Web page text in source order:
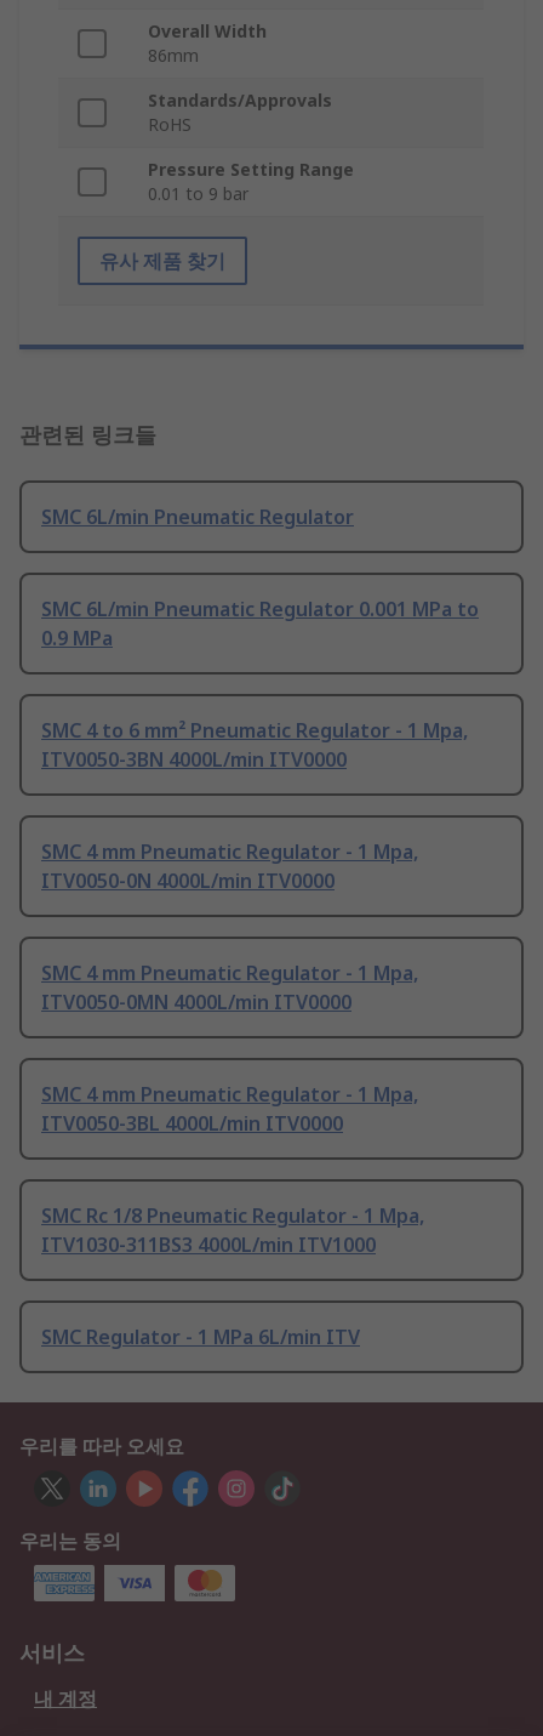
Overall Width
86mm
Standards/Approvals
RoHS
Pressure Setting Range
0.01 to 9 bar
유사 제품 찾기
관련된 링크들
SMC 6L/min Pneumatic Regulator
SMC 6L/min Pneumatic Regulator 0.001 MPa to
0.9 MPa
SMC 4 to 6 mm² Pneumatic Regulator - 1 Mpa,
ITV0050-3BN 4000L/min ITV0000
SMC 4 mm Pneumatic Regulator - 1 Mpa,
ITV0050-0N 4000L/min ITV0000
SMC 4 mm Pneumatic Regulator - 1 Mpa,
ITV0050-0MN 4000L/min ITV0000
SMC 4 mm Pneumatic Regulator - 1 Mpa,
ITV0050-3BL 4000L/min ITV0000
SMC Rc 1/8 Pneumatic Regulator - 1 Mpa,
ITV1030-311BS3 4000L/min ITV1000
SMC Regulator - 1 MPa 6L/min ITV
우리를 따라 오세요
우리는 동의
서비스
내 계정